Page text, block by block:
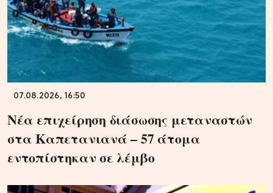
07.08.2026, 16:50
Νέα επιχείρηση διάσωσης μεταναστών
στα Καπετανιανά – 57 άτομα
εντοπίστηκαν σε λέμβο